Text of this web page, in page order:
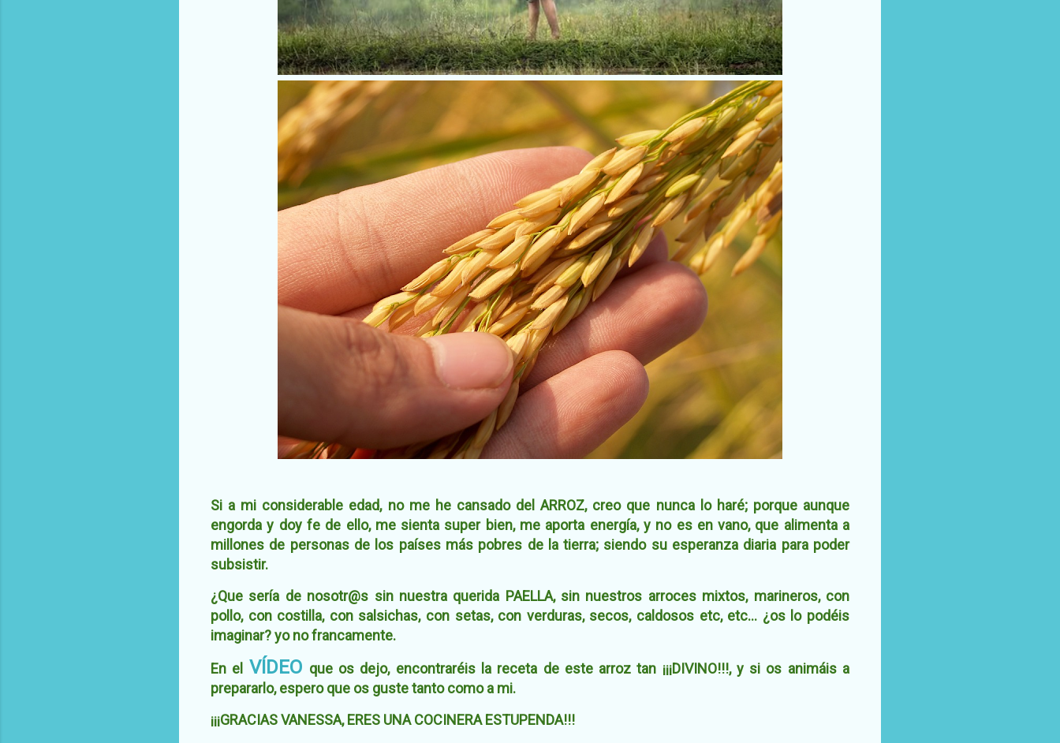
Si a mi considerable edad, no me he cansado del ARROZ, creo que nunca lo haré; porque aunque
engorda y doy fe de ello, me sienta super bien, me aporta energía, y no es en vano, que alimenta a
millones de personas de los países más pobres de la tierra; siendo su esperanza diaria para poder
subsistir.
¿Que sería de nosotr@s sin nuestra querida PAELLA, sin nuestros arroces mixtos, marineros, con
pollo, con costilla, con salsichas, con setas, con verduras, secos, caldosos etc, etc... ¿os lo podéis
imaginar? yo no francamente.
En el VÍDEO que os dejo, encontraréis la receta de este arroz tan ¡¡¡DIVINO!!!, y si os animáis a
prepararlo, espero que os guste tanto como a mi.
¡¡¡GRACIAS VANESSA, ERES UNA COCINERA ESTUPENDA!!!